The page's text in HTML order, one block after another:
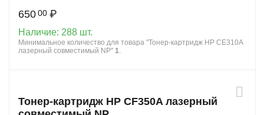
650 00 ₽
Наличие: 288 шт.
Минимальное количество для товара "Тонер-картридж HP CE310A
лазерный совместимый NP" 1.
Тонер-картридж HP CF350A лазерный